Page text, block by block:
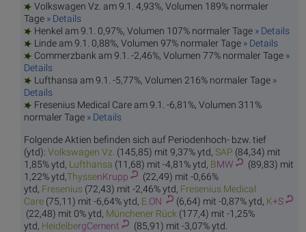
Volkswagen Vz. am 9.1. 4,93%, Volumen 189% normaler
Tage » Details
Henkel am 9.1. 0,97%, Volumen 107% normaler Tage » Details
Linde am 9.1. 0,88%, Volumen 97% normaler Tage » Details
Commerzbank am 9.1. -2,46%, Volumen 77% normaler Tage »
Details
Lufthansa am 9.1. -5,77%, Volumen 216% normaler Tage »
Details
Fresenius Medical Care am 9.1. -6,81%, Volumen 311%
normaler Tage » Details
Folgende Aktien befinden sich auf Periodenhoch- bzw. tief
(ytd): Volkswagen Vz. (145,85) mit 9,37% ytd, SAP (84,34) mit
1,85% ytd, Lufthansa (11,68) mit -4,81% ytd, BMW
(89,83) mit
1,22% ytd,ThyssenKrupp
(22,49) mit -0,66%
ytd, Fresenius (72,43) mit -2,46% ytd, Fresenius Medical
Care (75,11) mit -6,64% ytd, E. ON (6,64) mit -0,87% ytd, K+S
(22,48) mit 0% ytd, Münchener Rück (177,4) mit -1,25%
ytd, HeidelbergCement (85,91) mit -3,07% ytd.